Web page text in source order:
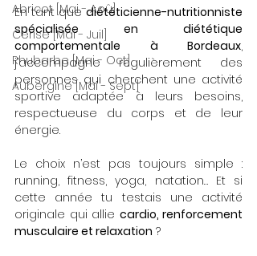
Abricot [Mai - Aoû]
Cerise [Mai - Juil]
Rhubarbe [Mai - Oct]
Aubergine [Mai - Sept]
En tant que diététicienne-nutritionniste
spécialisée en diététique
comportementale à Bordeaux,
j’accompagne régulièrement des
personnes qui cherchent une activité
sportive adaptée à leurs besoins,
respectueuse du corps et de leur
énergie.
Le choix n’est pas toujours simple :
running, fitness, yoga, natation… Et si
cette année tu testais une activité
originale qui allie cardio, renforcement
musculaire et relaxation ?